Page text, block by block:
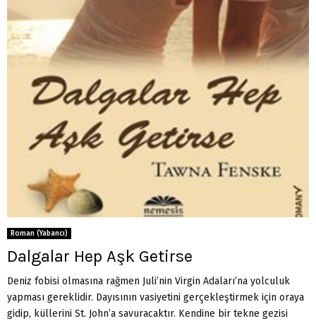
Roman (Yabancı)
Dalgalar Hep Aşk Getirse
Deniz fobisi olmasına rağmen Juli’nin Virgin Adaları’na yolculuk
yapması gereklidir. Dayısının vasiyetini gerçekleştirmek için oraya
gidip, küllerini St. John’a savuracaktır. Kendine bir tekne gezisi